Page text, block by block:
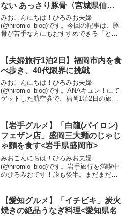
ない あっさり豚骨〈宮城県仙台
市〉
みおこんにちは！ひろみお夫婦
(@hiromio_blog)です。今回の記事は、豚
骨が苦手な方にもおすすめできる「とん
繁に通っているラーメン屋です。学生時
代は、こってり...
【夫婦旅行1泊2日】福岡市内を食
べ歩き、40代限界に挑戦
みおこんにちは！ひろみお夫婦
(@hiromio_blog)です。ANAキュン！にて
ゲットした航空券で、福岡1泊2日の旅行
か滞在できない弾丸旅行。本当は大宰府
まで足を伸...
【岩手グルメ】「白龍(パイロン)
フェザン店」盛岡三大麺のじゃじ
ゃ麵を食す<岩手県盛岡市>
みおこんにちは！ひろみお夫婦
(@hiromio_blog)です。岩手旅行を満喫中
のひろみおです！旅も後半。まだまだ、
くことにしました。ひろじゃじゃ麺！そ
ういえば食べたこ...
【愛知グルメ】「イチビキ」炭火
焼きの絶品うなぎ料理<愛知県名